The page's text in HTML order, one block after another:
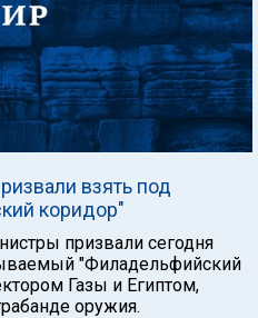
взять под
коридор"
призвали сегодня
"Филадельфийский
Газы и Египтом,
оружия.